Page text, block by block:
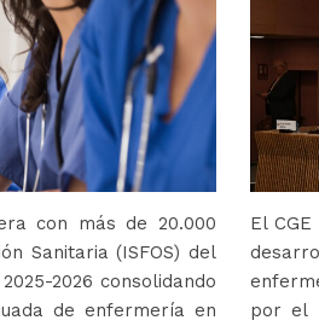
con más de 20.000
Sanitaria (ISFOS) del
2026 consolidando
de enfermería en
El
por el